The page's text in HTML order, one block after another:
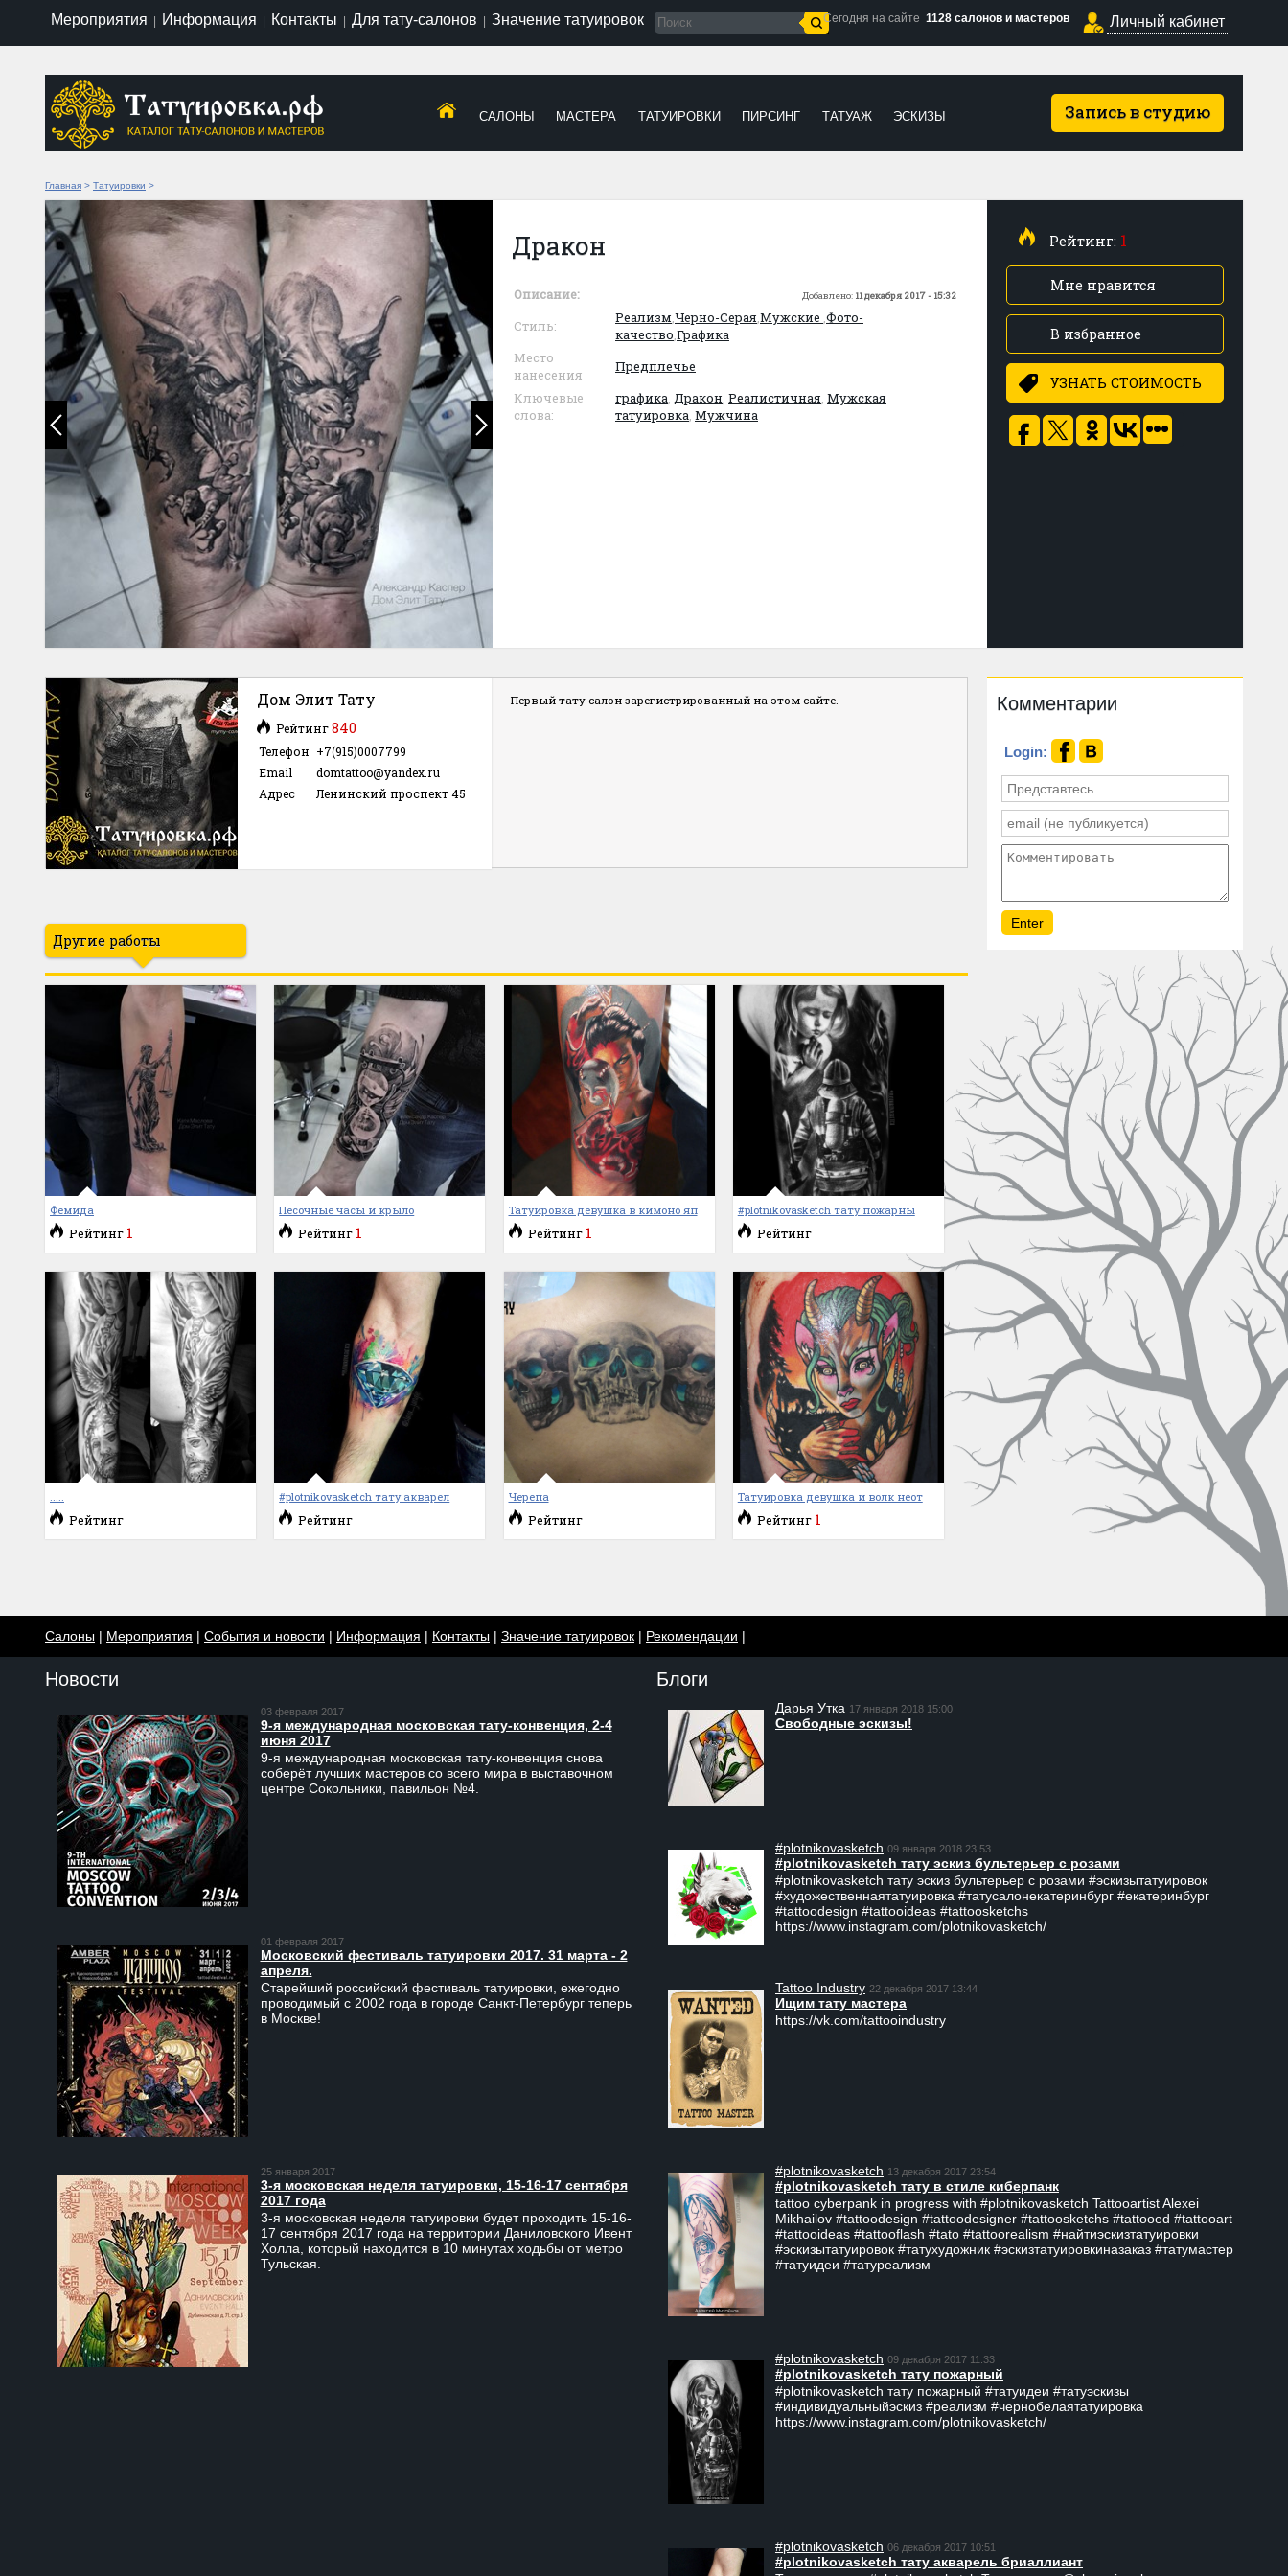
Мероприятия Информация Контакты Для тату-салонов Значение татуировок Сегодня на сайте 1128 салонов и мастеров Личный кабинет
Запись в студию
САЛОНЫ МАСТЕРА ТАТУИРОВКИ ПИРСИНГ ТАТУАЖ ЭСКИЗЫ
Главная > Татуировки >
Дракон
Описание: Добавлено: 11 декабря 2017 - 15:32
Стиль: Реализм,Черно-Серая,Мужские ,Фото-
качество,Графика
Место
нанесения
Предплечье
Ключевые
слова:
графика, Дракон, Реалистичная, Мужская
татуировка, Мужчина
Рейтинг: 1
Мне нравится
В избранное
УЗНАТЬ СТОИМОСТЬ
Дом Элит Тату
Рейтинг840
Телефон +7(915)0007799
Email
domtattoo@yandex.ru
Адрес
Ленинский проспект 45
Первый тату салон зарегистрированный на этом сайте.
Другие работы
Фемида
Рейтинг 1
Песочные часы и крыло
Рейтинг 1
Татуировка девушка в кимоно яп
Рейтинг 1
#plotnikovasketch тату пожарны
Рейтинг
Рейтинг
#plotnikovasketch тату акварел
Рейтинг
Черепа
Рейтинг
Татуировка девушка и волк неот
Рейтинг 1
Комментарии
Login:
Салоны | Мероприятия | События и новости | Информация | Контакты | Значение татуировок | Рекомендации |
Новости
03 февраля 2017
9-я международная московская тату-конвенция, 2-4
июня 2017
9-я международная московская тату-конвенция снова
соберёт лучших мастеров со всего мира в выставочном
центре Сокольники, павильон №4.
01 февраля 2017
Московский фестиваль татуировки 2017. 31 марта - 2
апреля.
Старейший российский фестиваль татуировки, ежегодно
проводимый с 2002 года в городе Санкт-Петербург теперь
в Москве!
25 января 2017
3-я московская неделя татуировки, 15-16-17 сентября
2017 года
3-я московская неделя татуировки будет проходить 15-16-
17 сентября 2017 года на территории Даниловского Ивент
Холла, который находится в 10 минутах ходьбы от метро
Тульская.
Блоги
Дарья Утка 17 января 2018 15:00
Свободные эскизы!
#plotnikovasketch 09 января 2018 23:53
#plotnikovasketch тату эскиз бультерьер с розами
#plotnikovasketch тату эскиз бультерьер с розами #эскизытатуировок
#художественнаятатуировка #татусалонекатеринбург #екатеринбург
#tattoodesign #tattooideas #tattoosketchs
https://www.instagram.com/plotnikovasketch/
Tattoo Industry 22 декабря 2017 13:44
Ищим тату мастера
https://vk.com/tattooindustry
#plotnikovasketch 13 декабря 2017 23:54
#plotnikovasketch тату в стиле киберпанк
tattoo cyberpank in progress with #plotnikovasketch Tattooartist Alexei
Mikhailov #tattoodesign #tattoodesigner #tattoosketchs #tattooed #tattooart
#tattooideas #tattooflash #tato #tattoorealism #найтиэскизтатуировки
#эскизытатуировок #татухудожник #эскизтатуировкиназаказ #татумастер
#татуидеи #татуреализм
#plotnikovasketch 09 декабря 2017 11:33
#plotnikovasketch тату пожарный
#plotnikovasketch тату пожарный #татуидеи #татуэскизы
#индивидуальныйэскиз #реализм #чернобелаятатуировка
https://www.instagram.com/plotnikovasketch/
#plotnikovasketch 06 декабря 2017 10:51
#plotnikovasketch тату акварель бриаллиант